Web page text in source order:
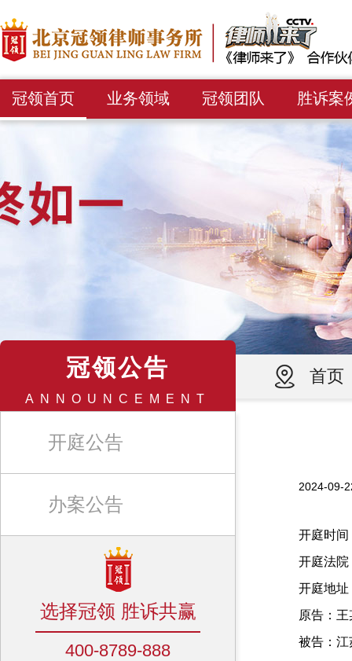
冠领首页 业务领域 冠领团队 胜诉案
首页
冠领公告
ANNOUNCEMENT
开庭公告
办案公告
选择冠领 胜诉共赢
400-8789-888
2024-09-
开庭时间
开庭法院
开庭地址
原告：王
被告：江